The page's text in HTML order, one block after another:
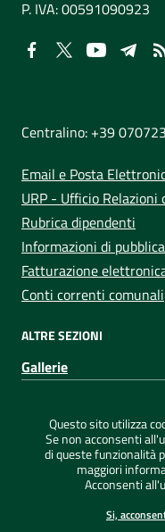
P. IVA:00591090923
Centralino: +39
Email e Posta
URP - Ufficio Relazioni
Rubrica dipendenti
Informazioni di
Fatturazione
Conti correnti comunali
ALTRE SEZIONI
Gallerie
Sezione
Credits | Mappa del
2026 Comune di
Questo sito utilizza
Se non acconsenti
di queste funzionalità
maggiori
Acconsenti
Si,